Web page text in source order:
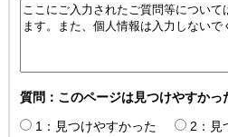
質問：このページは見つけやすかっ
1：見つけやすかった
2：見